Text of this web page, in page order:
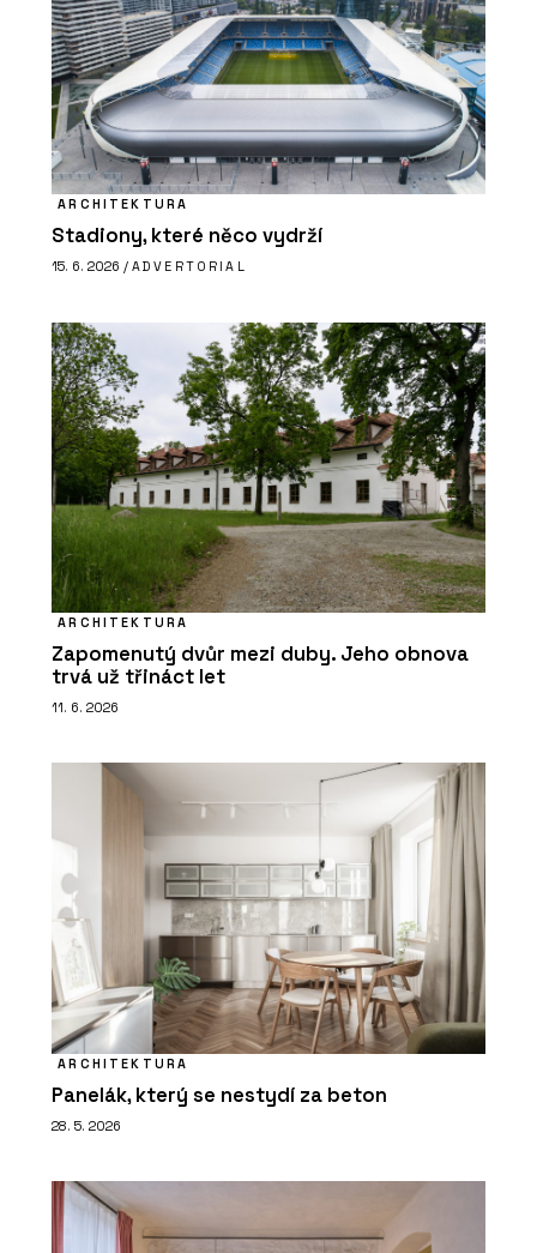
ARCHITEKTURA
Stadiony, které něco vydrží
15. 6. 2026 / ADVERTORIAL
ARCHITEKTURA
Zapomenutý dvůr mezi duby. Jeho obnova
trvá už třináct let
11. 6. 2026
ARCHITEKTURA
Panelák, který se nestydí za beton
28. 5. 2026